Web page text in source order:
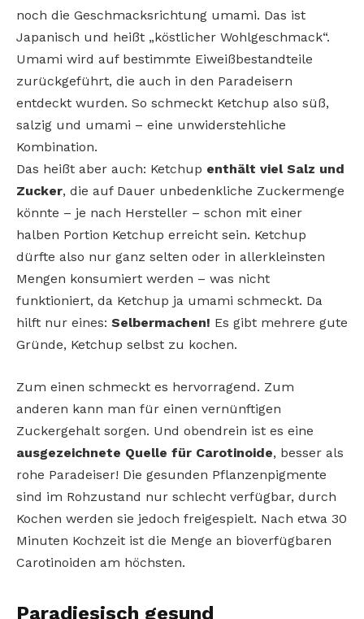
noch die Geschmacksrichtung umami. Das ist
Japanisch und heißt „köstlicher Wohlgeschmack“.
Umami wird auf bestimmte Eiweißbestandteile
zurückgeführt, die auch in den Paradeisern
entdeckt wurden. So schmeckt Ketchup also süß,
salzig und umami – eine unwiderstehliche
Kombination.
Das heißt aber auch: Ketchup enthält viel Salz und
Zucker, die auf Dauer unbedenkliche Zuckermenge
könnte – je nach Hersteller – schon mit einer
halben Portion Ketchup erreicht sein. Ketchup
dürfte also nur ganz selten oder in allerkleinsten
Mengen konsumiert werden – was nicht
funktioniert, da Ketchup ja umami schmeckt. Da
hilft nur eines: Selbermachen! Es gibt mehrere gute
Gründe, Ketchup selbst zu kochen.
Zum einen schmeckt es hervorragend. Zum
anderen kann man für einen vernünftigen
Zuckergehalt sorgen. Und obendrein ist es eine
ausgezeichnete Quelle für Carotinoide, besser als
rohe Paradeiser! Die gesunden Pflanzenpigmente
sind im Rohzustand nur schlecht verfügbar, durch
Kochen werden sie jedoch freigespielt. Nach etwa 30
Minuten Kochzeit ist die Menge an bioverfügbaren
Carotinoiden am höchsten.
Paradiesisch gesund